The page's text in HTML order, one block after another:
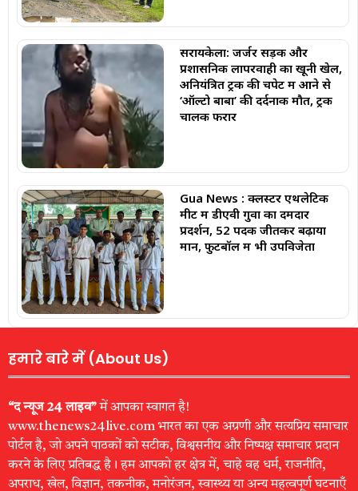
सरायकेला: जर्जर सड़क और
प्रशासनिक लापरवाही का खूनी खेल,
अनियंत्रित ट्रक की चपेट में आने से
‘ऑल्टो बाबा’ की दर्दनाक मौत, ट्रक
चालक फरार
Gua News : क्लस्टर एथलेटिक
मीट में डीएवी गुवा का दमदार
प्रदर्शन, 52 पदक जीतकर बढ़ाया
मान, फुटबॉल में भी उपविजेता
हमारे बारे में (About Us)
“द न्यूज 24 लाइव”में आपका स्वागत है!
www.thenews24live.com भारत का एक अग्रणी और सत्यप्रिय समाचार
पोर्टल है, जो अपने पाठकों को सटीक, विश्वसनीय और निष्पक्ष समाचार प्रदान
करने के लिए प्रतिबद्ध है। हम आपको हर क्षेत्र में, चाहे वह धर्म, राजनीति,
अपराध, खेल, विज्ञान, तकनीक, मनोरंजन, स्वास्थ्य या अन्य महत्वपूर्ण घटनाएँ